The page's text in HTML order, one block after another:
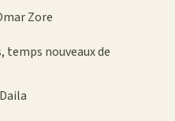
Zore
temps nouveaux de